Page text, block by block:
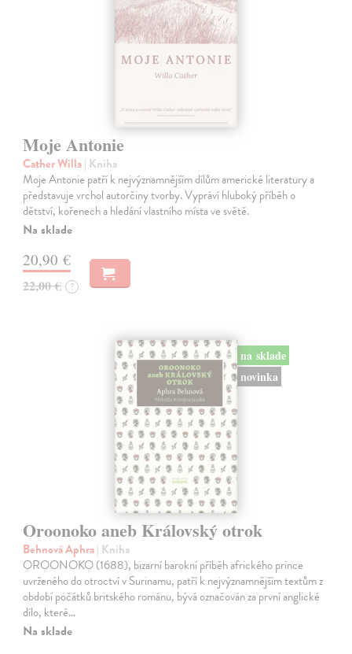
Moje Antonie
Cather Willa| Kniha
Moje Antonie patří k nejvýznamnějším dílům americké literatury a
představuje vrchol autorčiny tvorby. Vypráví hluboký příběh o
dětství, kořenech a hledání vlastního místa ve světě.
Na sklade
20,90 €
22,00 € ?
na sklade
novinka
Oroonoko aneb Královský otrok
Behnová Aphra| Kniha
OROONOKO (1688), bizarní barokní příběh afrického prince
uvrženého do otroctví v Surinamu, patří k nejvýznamnějším textům z
období počátků britského románu, bývá označován za první anglické
dílo, které…
Na sklade